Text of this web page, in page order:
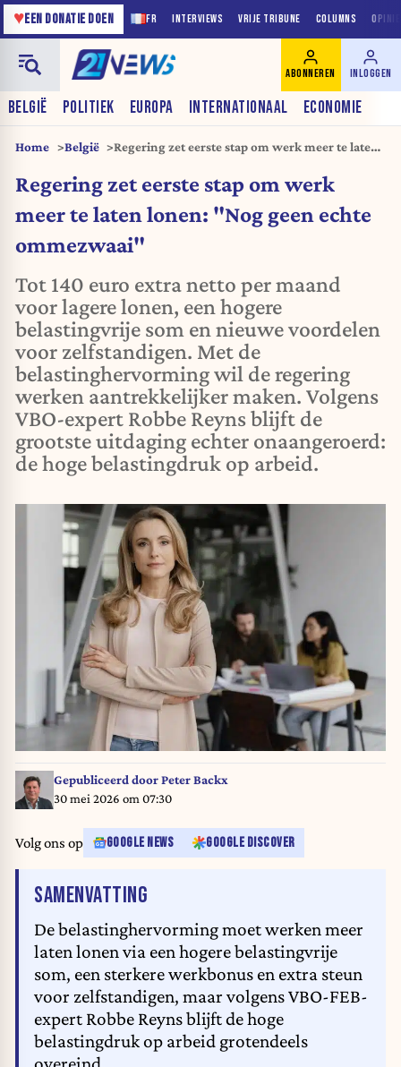
FR INTERVIEWS VRIJE TRIBUNE COLUMNS
♥EEN DONATIE DOEN
BELGIË POLITIEK EUROPA INTERNATIONAAL ECONOMIE
ABONNEREN INLOGGEN
Home België
Regering zet eerste stap om werk meer te laten
Regering zet eerste stap om werk
meer te laten lonen: "Nog geen echte
ommezwaai"
Tot 140 euro extra netto per maand
voor lagere lonen, een hogere
belastingvrije som en nieuwe voordelen
voor zelfstandigen. Met de
belastinghervorming wil de regering
werken aantrekkelijker maken. Volgens
VBO-expert Robbe Reyns blijft de
grootste uitdaging echter onaangeroerd:
de hoge belastingdruk op arbeid.
Gepubliceerd doorPeter Backx
30 mei 2026 om 07:30
Volg ons op GOOGLE NEWS GOOGLE DISCOVER
SAMENVATTING
De belastinghervorming moet werken meer
laten lonen via een hogere belastingvrije
som, een sterkere werkbonus en extra steun
voor zelfstandigen, maar volgens VBO-FEB-
expert Robbe Reyns blijft de hoge
belastingdruk op arbeid grotendeels